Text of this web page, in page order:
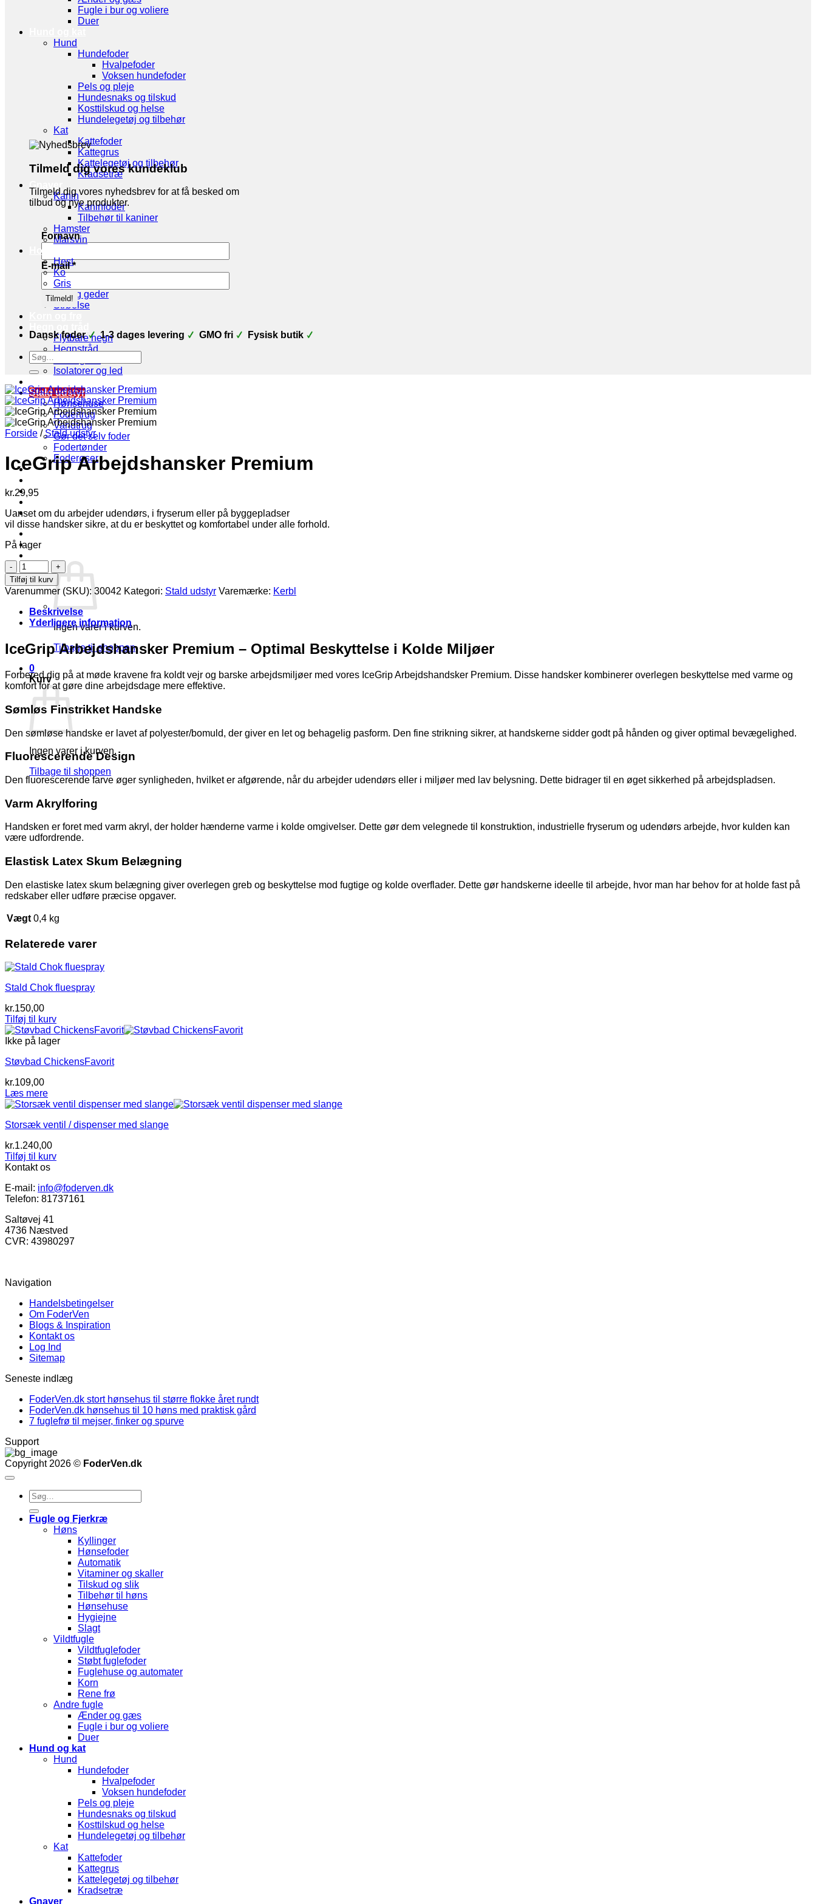
Fugle i bur og voliere
Duer
Hund
Hundefoder
Hvalpefoder
Voksen hundefoder
Pels og pleje
Hundesnaks og tilskud
Kosttilskud og helse
Hundelegetøj og tilbehør
Kat
Kattefoder
Kattegrus
Kattelegetøj og tilbehør
Kradsetræ
Kanin
Kaninfoder
Tilbehør til kaniner
Hamster
Marsvin
Hov- og Klovdyr
Hest
Ko
Gris
Får og geder
Strøelse
Flytbare hegn
Hegnstråd
Isolatorer og led
Stald udstyr
Hønsehuse
Fodertrug
Vandtrug
Gør det selv foder
Fodertønder
Foderøser
Hygiejne
Brands
Tilbud
Ingen varer i kurven.
Tilbage til shoppen
0
Kurv
Ingen varer i kurven.
Tilbage til shoppen
Tilmeld dig vores kundeklub
Tilmeld dig vores nyhedsbrev for at få besked om
tilbud og nye produkter.
Fornavn
E-mail*
Dansk foder 1-3 dages levering GMO fri Fysisk butik
Søg
efter:
Forside / Stald udstyr
IceGrip Arbejdshansker Premium
kr.29,95
Uanset om du arbejder udendørs, i fryserum eller på byggepladser
vil disse handsker sikre, at du er beskyttet og komfortabel under alle forhold.
På lager
IceGrip
Arbejdshansker
Premium
antal
Tilføj til kurv
Varenummer (SKU): 30042 Kategori: Stald udstyr Varemærke: Kerbl
Beskrivelse
Yderligere information
IceGrip Arbejdshansker Premium – Optimal Beskyttelse i Kolde Miljøer
Forbered dig på at møde kravene fra koldt vejr og barske arbejdsmiljøer med vores IceGrip Arbejdshandsker Premium. Disse handsker kombinerer overlegen beskyttelse med varme og
komfort for at gøre dine arbejdsdage mere effektive.
Sømløs Finstrikket Handske
Den sømløse handske er lavet af polyester/bomuld, der giver en let og behagelig pasform. Den fine strikning sikrer, at handskerne sidder godt på hånden og giver optimal bevægelighed.
Fluorescerende Design
Den fluorescerende farve øger synligheden, hvilket er afgørende, når du arbejder udendørs eller i miljøer med lav belysning. Dette bidrager til en øget sikkerhed på arbejdspladsen.
Varm Akrylforing
Handsken er foret med varm akryl, der holder hænderne varme i kolde omgivelser. Dette gør dem velegnede til konstruktion, industrielle fryserum og udendørs arbejde, hvor kulden kan
være udfordrende.
Elastisk Latex Skum Belægning
Den elastiske latex skum belægning giver overlegen greb og beskyttelse mod fugtige og kolde overflader. Dette gør handskerne ideelle til arbejde, hvor man har behov for at holde fast på
redskaber eller udføre præcise opgaver.
Vægt 0,4 kg
Relaterede varer
Stald Chok fluespray
kr.150,00
Tilføj til kurv
Ikke på lager
Støvbad ChickensFavorit
kr.109,00
Læs mere
Storsæk ventil / dispenser med slange
kr.1.240,00
Tilføj til kurv
Kontakt os
E-mail: info@foderven.dk
Telefon: 81737161
Saltøvej 41
4736 Næstved
CVR: 43980297
Navigation
Handelsbetingelser
Om FoderVen
Blogs & Inspiration
Kontakt os
Log Ind
Sitemap
Seneste indlæg
FoderVen.dk stort hønsehus til større flokke året rundt
FoderVen.dk hønsehus til 10 høns med praktisk gård
7 fuglefrø til mejser, finker og spurve
Support
Copyright 2026 © FoderVen.dk
Søg
efter:
Fugle og Fjerkræ
Høns
Kyllinger
Hønsefoder
Automatik
Vitaminer og skaller
Tilskud og slik
Tilbehør til høns
Hønsehuse
Hygiejne
Slagt
Vildtfugle
Vildtfuglefoder
Støbt fuglefoder
Fuglehuse og automater
Korn
Rene frø
Andre fugle
Ænder og gæs
Fugle i bur og voliere
Duer
Hund og kat
Hund
Hundefoder
Hvalpefoder
Voksen hundefoder
Pels og pleje
Hundesnaks og tilskud
Kosttilskud og helse
Hundelegetøj og tilbehør
Kat
Kattefoder
Kattegrus
Kattelegetøj og tilbehør
Kradsetræ
Gnaver